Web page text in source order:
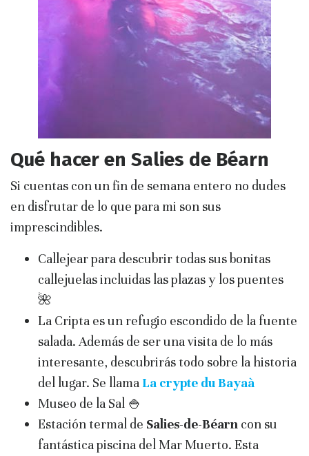
Qué hacer en Salies de Béarn
Si cuentas con un fin de semana entero no dudes
en disfrutar de lo que para mi son sus
imprescindibles.
Callejear para descubrir todas sus bonitas
callejuelas incluidas las plazas y los puentes
🌺
La Cripta es un refugio escondido de la fuente
salada. Además de ser una visita de lo más
interesante, descubrirás todo sobre la historia
del lugar. Se llama La crypte du Bayaà
Museo de la Sal 🍚
Estación termal de Salies-de-Béarn con su
fantástica piscina del Mar Muerto. Esta